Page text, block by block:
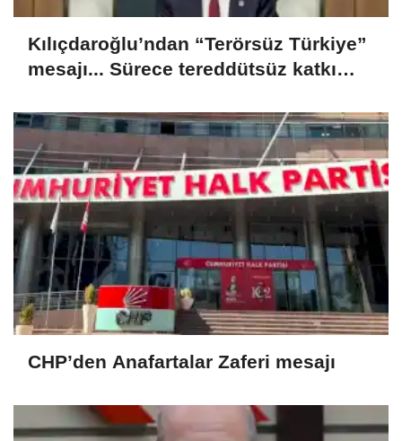
Kılıçdaroğlu’ndan “Terörsüz Türkiye”
mesajı... Sürece tereddütsüz katkı
CHP’den Anafartalar Zaferi mesajı